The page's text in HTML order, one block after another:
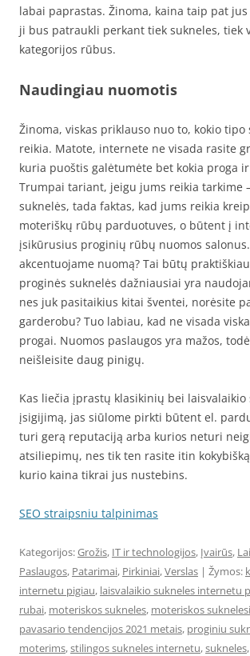
labai paprastas. Žinoma, kaina taip pat
ji bus patraukli perkant tiek sukneles, tiek
kategorijos rūbus.
Naudingiau nuomotis
Žinoma, viskas priklauso nuo to, kokio tipo
reikia. Matote, internete ne visada rasite
kuria puoštis galėtumėte bet kokia proga
Trumpai tariant, jeigu jums reikia tarkime
suknelės, tada faktas, kad jums reikia
moteriškų rūbų parduotuves, o būtent į
įsikūrusius proginių rūbų nuomos
akcentuojame nuomą? Tai būtų
proginės suknelės dažniausiai yra
nes juk pasitaikius kitai šventei, norėsite
garderobu? Tuo labiau, kad ne visada
progai. Nuomos paslaugos yra mažos,
neišleisite daug pinigų.
Kas liečia įprastų klasikinių bei laisvalaikio
įsigijimą, jas siūlome pirkti būtent el.
turi gerą reputaciją arba kurios neturi
atsiliepimų, nes tik ten rasite itin
kurio kaina tikrai jus nustebins.
SEO straipsniu talpinimas
Kategorijos:Grožis, IT ir technologijos, Įvairūs,
Paslaugos, Patarimai, Pirkiniai,Verslas | Žymos:
internetu pigiau, laisvalaikio sukneles internetu
rubai, moteriskos sukneles, moteriskos
pavasario tendencijos 2021 metais, proginiu
moterims,stilingos sukneles internetu,sukneles,